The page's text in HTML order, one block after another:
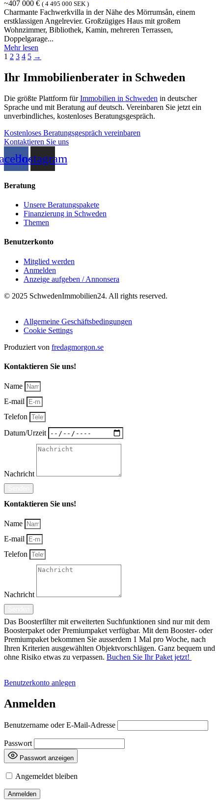
~407 000 € ( 4 495 000 SEK )
Charmante Fachwerkvilla in der Nähe des Mörrumsån, einem
erstklassigen Angelrevier. Großzügiges Haus mit großem
Wohnzimmer, Bibliothek, Kamin, mehreren Terrassen,
Doppelgarage...
Mehr lesen
1 2 3 4 5 →
Ihr Immobilienberater in Schweden
Die größte Plattform fürImmobilien in Schweden in deutscher
Sprache und mit Beratung auf deutsch. Vereinbaren Sie jetzt ein
unverbindliches, kostenloses Beratungsgespräch.
Kostenloses Beratungsgespräch vereinbaren
Kontaktieren Sie uns
Instagram
Beratung
Unsere Beratungspakete
Finanzierung in Schweden
Themen
Benutzerkonto
Mitglied werden
Anmelden
Anzeige aufgeben / Annonsera
© 2025 SchwedenImmobilien24. All rights reserved.
Allgemeine Geschäftsbedingungen
Cookie Settings
Produziert von fredagmorgon.se
Kontaktieren Sie uns!
Name
E-mail
Telefon
Datum/Urzeit
Nachricht
Kontaktieren Sie uns!
Name
E-mail
Telefon
Nachricht
Das Boosterfilter mit erweiterten Suchfunktionen sind nur mit dem
Boosterpaket oder Premiumpaket verfügbar. Mit dem Booster- oder
Premiumpaket bekommen Sie ausserdem 1 Mal pro Woche, nach
Ihren Kriterien ausgewählten Objektvorschlägen. Ganz bequem und
ohne Risiko etwas zu verpassen. Buchen Sie Ihr Paket jetzt!
Benutzerkonto anlegen
Anmelden
Benutzername oder E-Mail-Adresse
Passwort
Passwort anzeigen
Angemeldet bleiben